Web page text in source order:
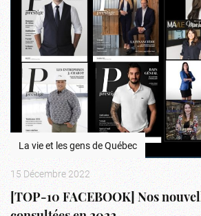
La vie et les gens de Québec
15 Décembre 2022
[TOP-10 FACEBOOK] Nos